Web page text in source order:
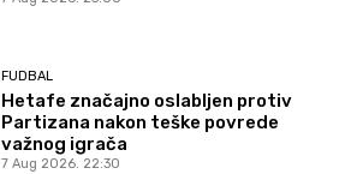
FUDBAL
Hetafe značajno oslabljen protiv
Partizana nakon teške povrede
važnog igrača
7 Aug 2026. 22:30